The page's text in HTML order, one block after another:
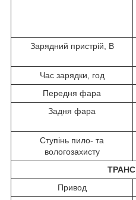
Зарядний пристрій, В
Час зарядки, год
Передня фара
Задня фара
Ступінь пило- та
вологозахисту
Привод